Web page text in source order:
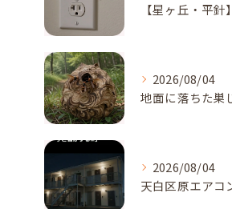
2026/08/04
2026/08/04